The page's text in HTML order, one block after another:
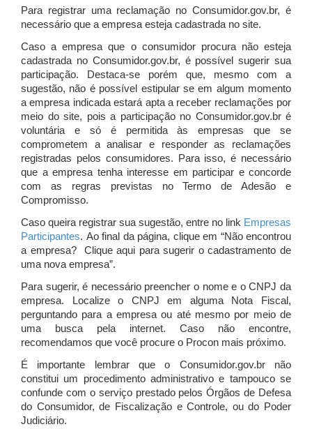
Para registrar uma reclamação no Consumidor.gov.br, é
necessário que a empresa esteja cadastrada no site.
Caso a empresa que o consumidor procura não esteja
cadastrada no Consumidor.gov.br, é possível sugerir sua
participação. Destaca-se porém que, mesmo com a
sugestão, não é possível estipular se em algum momento
a empresa indicada estará apta a receber reclamações por
meio do site, pois a participação no Consumidor.gov.br é
voluntária e só é permitida às empresas que se
comprometem a analisar e responder as reclamações
registradas pelos consumidores. Para isso, é necessário
que a empresa tenha interesse em participar e concorde
com as regras previstas no Termo de Adesão e
Compromisso.
Caso queira registrar sua sugestão, entre no link Empresas
Participantes. Ao final da página, clique em “Não encontrou
a empresa? Clique aqui para sugerir o cadastramento de
uma nova empresa”.
Para sugerir, é necessário preencher o nome e o CNPJ da
empresa. Localize o CNPJ em alguma Nota Fiscal,
perguntando para a empresa ou até mesmo por meio de
uma busca pela internet. Caso não encontre,
recomendamos que você procure o Procon mais próximo.
É importante lembrar que o Consumidor.gov.br não
constitui um procedimento administrativo e tampouco se
confunde com o serviço prestado pelos Órgãos de Defesa
do Consumidor, de Fiscalização e Controle, ou do Poder
Judiciário.